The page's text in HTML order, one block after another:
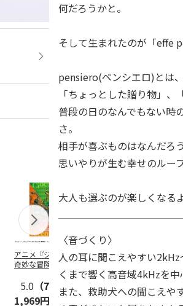
アニメ『ジョジョの
奇妙な冒険 黄金の
風』チョコラータと
セッ…
5.0 （7）
1,969円
水森亜土／ステッカ
ーセット
600円
リ
ケ
何だろうかと。
そして生まれたのが「effe
pensiero(ペンシエロ)とは
「ちょっとした贈り物」、
普段の日のなんでもない時
さ。
相手が喜ぶものはなんだろ
思いやりが生む幸せのルー
大人も選ぶのが楽しくなる
〈音づくり〉
人の耳に聞こえやすい
くまで響く高音域4kHzを中
また、救助犬への聞こえ